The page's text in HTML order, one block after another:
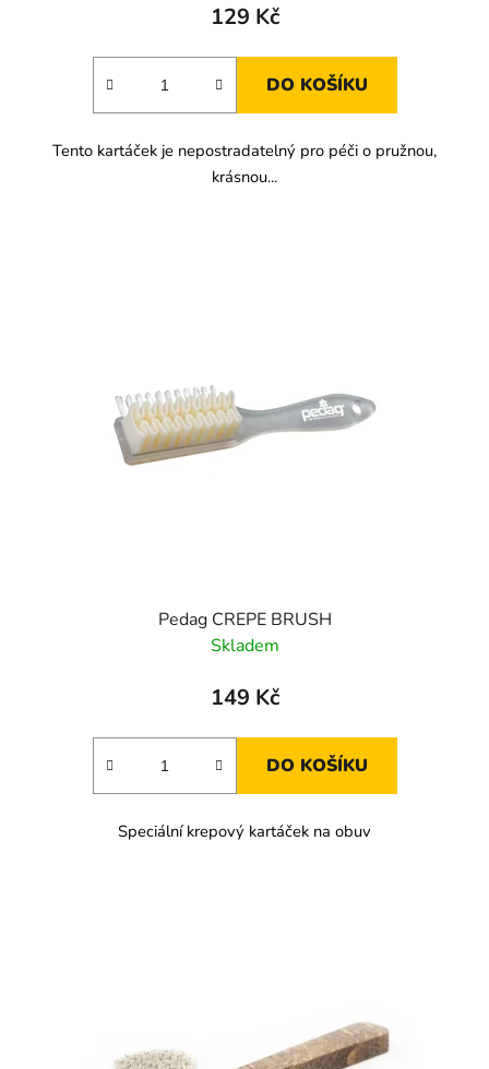
129 Kč
DO KOŠÍKU
Tento kartáček je nepostradatelný pro péči o pružnou,
krásnou...
Pedag CREPE BRUSH
Skladem
149 Kč
DO KOŠÍKU
Speciální krepový kartáček na obuv